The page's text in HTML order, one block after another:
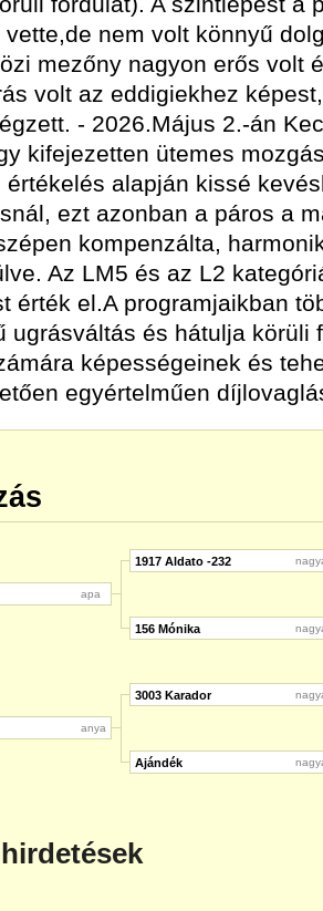
vette,de nem volt könnyű
mezőny nagyon erős volt
volt az eddigiekhez
- 2026.Május 2.-án
kifejezetten ütemes
értékelés alapján kissé
ezt azonban a páros a
kompenzálta,
Az LM5 és az L2
érték el.A programjaikban
ugrásváltás és hátulja körüli
képességeinek és
egyértelműen
apa
anya
1917 Aldato -232
156 Mónika
3003 Karador
Ajándék